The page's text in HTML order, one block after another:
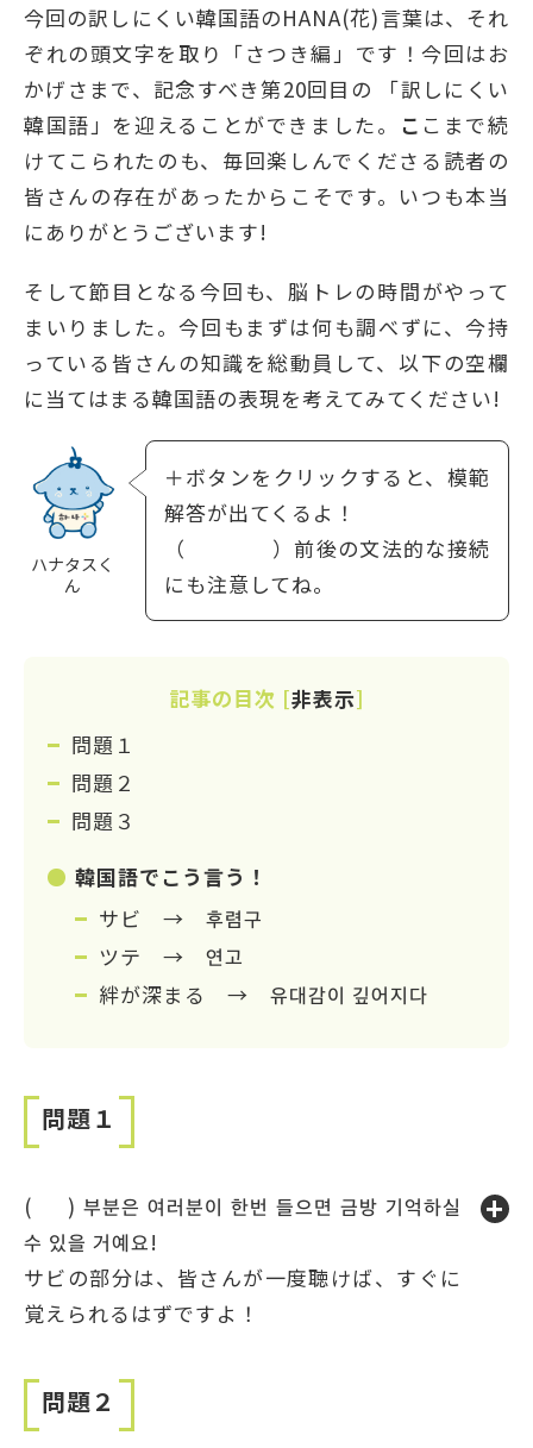
今回の訳しにくい韓国語のHANA(花)言葉は、それ
ぞれの頭文字を取り「さつき編」です！今回はお
かげさまで、記念すべき第20回目の 「訳しにくい
韓国語」を迎えることができました。 こ こまで続
けてこられたのも、毎回楽しんでくださる読者の
皆さんの存在があったからこそです。いつも本当
にありがとうございます!
そして節目となる今回も、脳トレの時間がやって
まいりました。今回もまずは何も調べずに、今持
っている皆さんの知識を総動員して、以下の空欄
に当てはまる韓国語の表現を考えてみてください!
ハナタスく
ん
＋ボタンをクリックすると、模範
解答が出てくるよ！
（ ）前後の文法的な接続
にも注意してね。
記事の目次 [非表示]
問題１
問題２
問題３
韓国語でこう言う！
サビ → 후렴구
ツテ → 연고
絆が深まる → 유대감이 깊어지다
問題１
( ) 부분은 여러분이 한번 들으면 금방 기억하실
수 있을 거예요!
サビの部分は、皆さんが一度聴けば、すぐに
覚えられるはずですよ！
問題２